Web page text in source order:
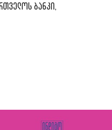
ᲑᲐᲜᲙᲘ,